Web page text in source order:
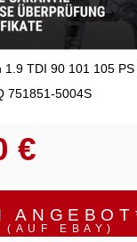
1.9 TDI 90 101 105 PS
751851-5004S
€
(AUF EBAY)